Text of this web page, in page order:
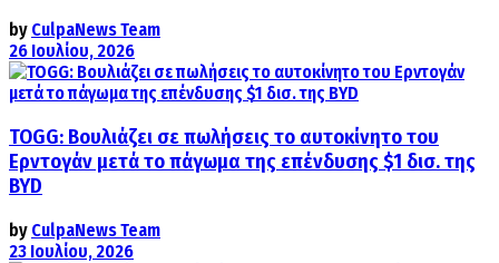
by CulpaNews Team
26 Ιουλίου, 2026
TOGG: Βουλιάζει σε πωλήσεις το αυτοκίνητο του
Ερντογάν μετά το πάγωμα της επένδυσης $1 δισ. της
BYD
by CulpaNews Team
23 Ιουλίου, 2026